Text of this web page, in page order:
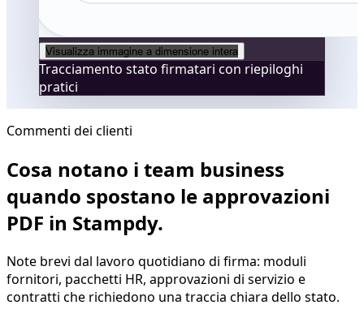
Visualizza immagine a dimensione intera
Tracciamento stato firmatari con riepiloghi
pratici
Commenti dei clienti
Cosa notano i team business
quando spostano le approvazioni
PDF in Stampdy.
Note brevi dal lavoro quotidiano di firma: moduli
fornitori, pacchetti HR, approvazioni di servizio e
contratti che richiedono una traccia chiara dello stato.